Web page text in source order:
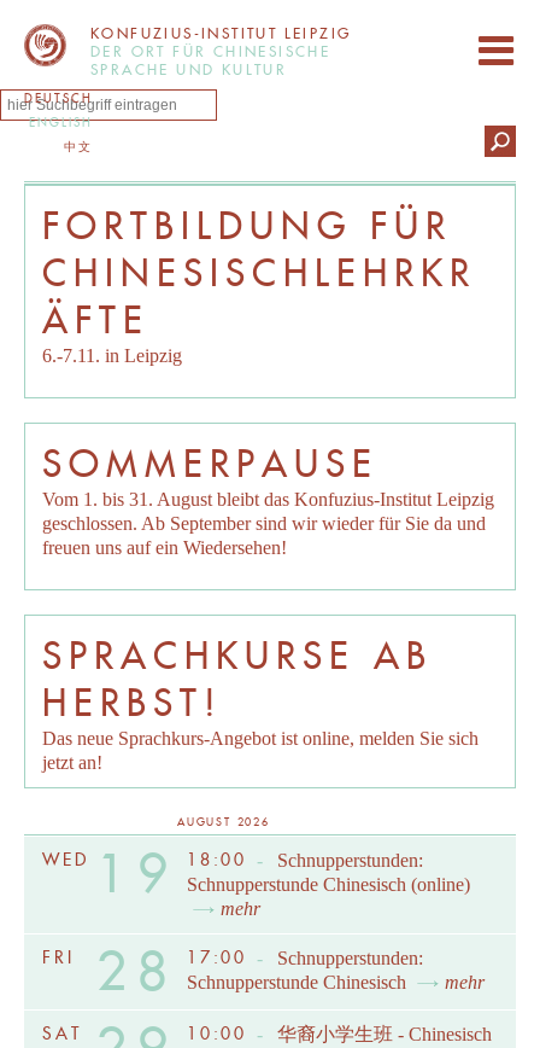
KONFUZIUS-INSTITUT LEIPZIG
DER ORT FÜR CHINESISCHE
SPRACHE UND KULTUR
DEUTSCH
ENGLISH
中文
FORTBILDUNG FÜR
CHINESISCHLEHRKR
ÄFTE
6.-7.11. in Leipzig
SOMMERPAUSE
Vom 1. bis 31. August bleibt das Konfuzius-Institut Leipzig
geschlossen. Ab September sind wir wieder für Sie da und
freuen uns auf ein Wiedersehen!
SPRACHKURSE AB
HERBST!
Das neue Sprachkurs-Angebot ist online, melden Sie sich
jetzt an!
AUGUST 2026
WED 19 18:00 -
Schnupperstunden:
Schnupperstunde Chinesisch (online)
mehr
FRI 28 17:00 -
Schnupperstunden:
Schnupperstunde Chinesisch
mehr
SAT 10:00 -
华裔小学生班 - Chinesisch